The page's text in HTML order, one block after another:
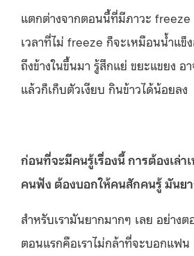
แตกต่างจากตอนนี้ที่มีภาวะ freeze
เวลาที่ไม่ freeze ก็จะเหมือนน้ำแข็
ถึงข้างในขึ้นมา รู้สึกแย่ ขยะแขยง อ
แล้วก็เก็บตัวเงียบ กินข้าวได้น้อยลง
ก่อนที่จะมีคนรู้เรื่องนี้ การต้องเล่า
คนฟัง ต้องบอกให้คนสักคนรู้ มันย
สำหรับเรามันยากมากๆ เลย อย่าง
ตอนแรกคือเราไม่กล้าที่จะบอกแฟน